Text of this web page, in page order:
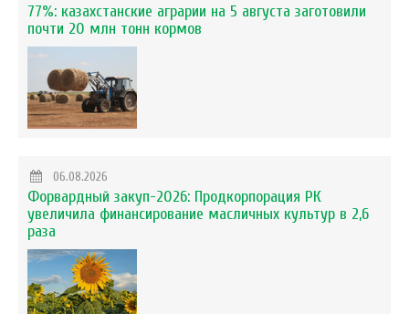
77%: казахстанские аграрии на 5 августа заготовили
почти 20 млн тонн кормов
06.08.2026
Форвардный закуп-2026: Продкорпорация РК
увеличила финансирование масличных культур в 2,6
раза